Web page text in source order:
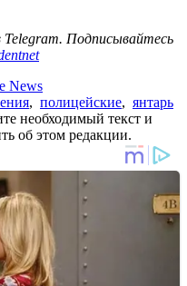
Telegram. Подписывайтесь
News
, полицейские, янтарь
необходимый текст и
об этом редакции.